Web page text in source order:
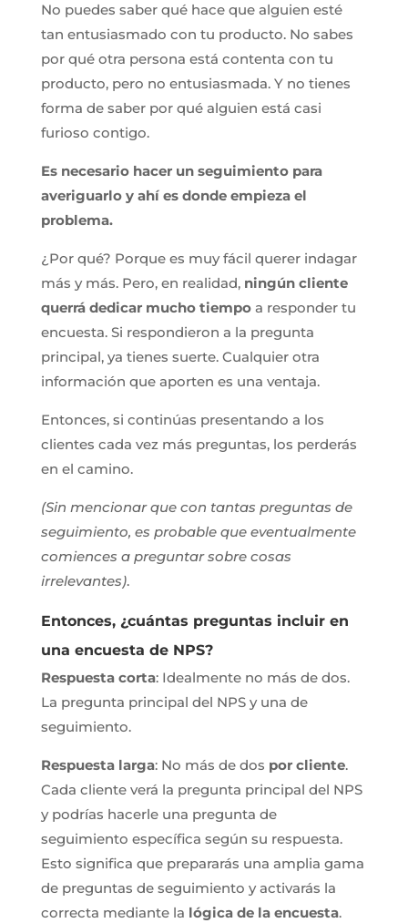
No puedes saber qué hace que alguien esté
tan entusiasmado con tu producto. No sabes
por qué otra persona está contenta con tu
producto, pero no entusiasmada. Y no tienes
forma de saber por qué alguien está casi
furioso contigo.
Es necesario hacer un seguimiento para
averiguarlo y ahí es donde empieza el
problema.
¿Por qué? Porque es muy fácil querer indagar
más y más. Pero, en realidad, ningún cliente
querrá dedicar mucho tiempoa responder tu
encuesta. Si respondieron a la pregunta
principal, ya tienes suerte. Cualquier otra
información que aporten es una ventaja.
Entonces, si continúas presentando a los
clientes cada vez más preguntas, los perderás
en el camino.
(Sin mencionar que con tantas preguntas de
seguimiento, es probable que eventualmente
comiences a preguntar sobre cosas
irrelevantes).
Entonces, ¿cuántas preguntas incluir en
una encuesta de NPS?
Respuesta corta: Idealmente no más de dos.
La pregunta principal del NPS y una de
seguimiento.
Respuesta larga: No más de dos por cliente.
Cada cliente verá la pregunta principal del NPS
y podrías hacerle una pregunta de
seguimiento específica según su respuesta.
Esto significa que prepararás una amplia gama
de preguntas de seguimiento y activarás la
correcta mediante la lógica de la encuesta.